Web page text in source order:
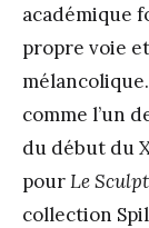
académique
propre voie
comme l’un
du début du
pourLe
collection